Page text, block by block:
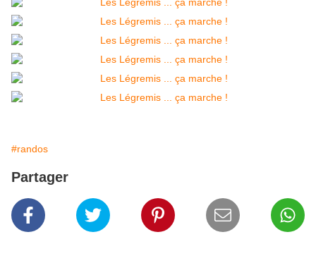
#randos
Partager